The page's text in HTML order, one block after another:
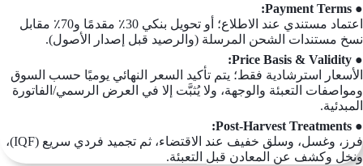
● Payment Terms:
اعتماد مستندي عند الاطلاع؛ أو تحويل بنكي 30٪ مقدمًا و70٪ مقابل
نسخ مستندات الشحن المرسلة (والرصيد قبل إصدار الأصول).
● Price Basis & Validity:
الأسعار استرشادية فقط؛ يتم تأكيد السعر النهائي يوميًا حسب السوق
ومواصفات التعبئة والوجهة، ولا يُثبَّت إلا في العرض الرسمي/الفاتورة
المبدئية.
● Post-Harvest Treatments:
فرز، وغسل، وسلق خفيف عند الاقتضاء، ثم تجميد فردي سريع (IQF)،
ونخل وكشف عن المعادن قبل التعبئة.